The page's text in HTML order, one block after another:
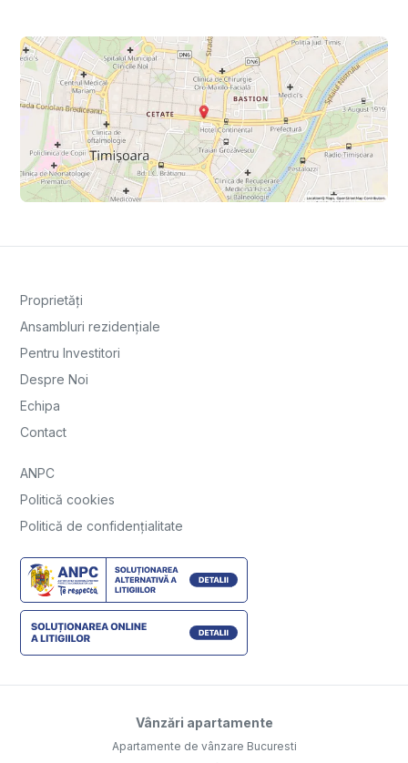
Proprietăți
Ansambluri rezidențiale
Pentru Investitori
Despre Noi
Echipa
Contact
ANPC
Politică cookies
Politică de confidențialitate
Vânzări apartamente
Apartamente de vânzare Bucuresti